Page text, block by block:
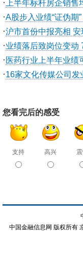
· 上半年标杆房企销
·A股步入业绩“证伪期
·沪市首份中报亮相
·业绩落后致岗位变动
·医药行业上半年业绩
·16家文化传媒公司发
您看完后的感受
支持 高兴
中国金融信息网 版权所有